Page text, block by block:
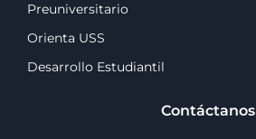
Preuniversitario
Orienta USS
Desarrollo Estudiantil
Contáctanos